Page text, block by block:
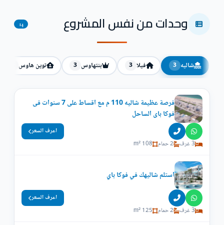
وحدات من نفس المشروع 14
شاليه 3 فيلا 3 بنتهاوس 3 توين هاوس
فرصة عظيمة شاليه 110 م مع اقساط على 7 سنوات فى
فوكا باى الساحل
3 غرف 2 حمام 108 m²
اعرف السعر
استلم شاليهك في فوكا باي
3 غرف 2 حمام 125 m²
اعرف السعر